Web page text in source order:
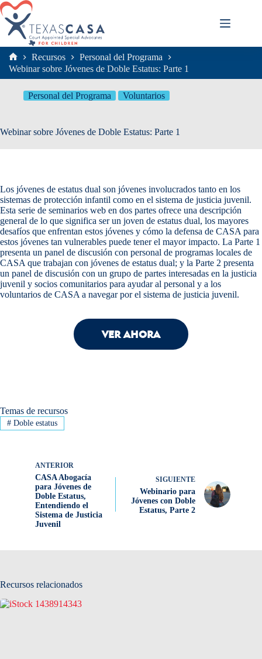
Saltar
al
contenido
Inicio
Recursos
Personal del Programa
Webinar sobre Jóvenes de Doble Estatus: Parte 1
Personal del Programa Voluntarios
Webinar sobre Jóvenes de Doble Estatus: Parte 1
Los jóvenes de estatus dual son jóvenes involucrados tanto en los
sistemas de protección infantil como en el sistema de justicia juvenil.
Esta serie de seminarios web en dos partes ofrece una descripción
general de lo que significa ser un joven de estatus dual, los mayores
desafíos que enfrentan estos jóvenes y cómo la defensa de CASA para
estos jóvenes tan vulnerables puede tener el mayor impacto. La Parte 1
presenta un panel de discusión con personal de programas locales de
CASA que trabajan con jóvenes de estatus dual; y la Parte 2 presenta
un panel de discusión con un grupo de partes interesadas en la justicia
juvenil y socios comunitarios para ayudar al personal y a los
voluntarios de CASA a navegar por el sistema de justicia juvenil.
VER AHORA
Temas de recursos
#Doble estatus
ANTERIOR
CASA Abogacía
para Jóvenes de
Doble Estatus,
Entendiendo el
Sistema de Justicia
Juvenil
SIGUIENTE
Webinario para
Jóvenes con Doble
Estatus, Parte 2
Recursos relacionados